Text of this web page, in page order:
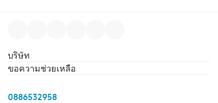
บริษัท
ขอความช่วยเหลือ
0886532958